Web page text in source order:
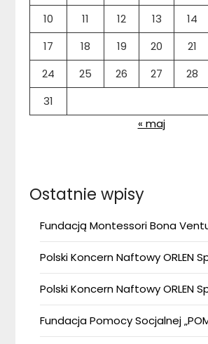
10
11 12 13 14
17
18 19 20 21
24
25 26 27 28
31
« maj
Ostatnie wpisy
Fundacją Montessori Bona
Polski Koncern Naftowy ORLEN
Polski Koncern Naftowy ORLEN
Fundacja Pomocy Socjalnej